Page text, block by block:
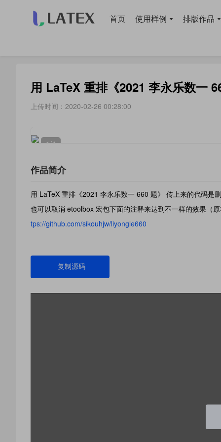
首页 使用样例 排版作品
用 LaTeX 重排《2021 李永乐数一
上传时间：2020-02-26 00:28:00
1/4
作品简介
用 LaTeX 重排《2021 李永乐数一 660 题》 传上来的代码是
也可以取消 etoolbox 宏包下面的注释来达到不一样的效果（
tps://github.com/sikouhjw/liyongle660
复制源码